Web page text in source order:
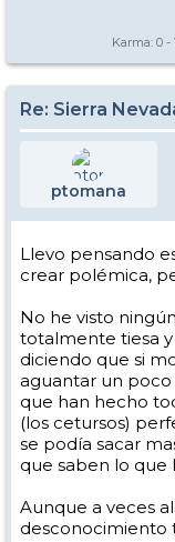
Karma: 0 -
Re: Sierra
ptomana
Llevo pensando
crear polémica,
No he visto
totalmente tiesa y
diciendo que si
aguantar un poco
que han hecho
(los cetursos)
se podía sacar
que saben lo que
Aunque a veces
desconocimiento